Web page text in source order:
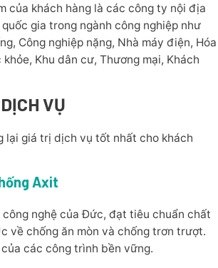
của khách hàng là các công ty nội địa
gia trong ngành công nghiệp như
Công nghiệp nặng, Nhà máy điện, Hóa
Khu dân cư, Thương mại, Khách
VỤ
lại giá trị dịch vụ tốt nhất cho khách
Axit
nghệ của Đức, đạt tiêu chuẩn chất
về chống ăn mòn và chống trơn trượt.
các công trình bền vững.